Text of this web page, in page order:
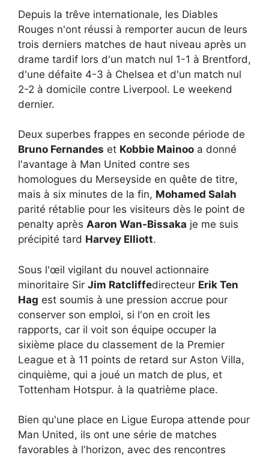
Depuis la trêve internationale, les Diables
Rouges n'ont réussi à remporter aucun de leurs
trois derniers matches de haut niveau après un
drame tardif lors d'un match nul 1-1 à Brentford,
d'une défaite 4-3 à Chelsea et d'un match nul
2-2 à domicile contre Liverpool. Le weekend
dernier.
Deux superbes frappes en seconde période de
Bruno Fernandes et Kobbie Mainoo a donné
l'avantage à Man United contre ses
homologues du Merseyside en quête de titre,
mais à six minutes de la fin, Mohamed Salah
parité rétablie pour les visiteurs dès le point de
penalty après Aaron Wan-Bissaka je me suis
précipité tard Harvey Elliott.
Sous l'œil vigilant du nouvel actionnaire
minoritaire Sir Jim Ratcliffedirecteur Erik Ten
Hag est soumis à une pression accrue pour
conserver son emploi, si l'on en croit les
rapports, car il voit son équipe occuper la
sixième place du classement de la Premier
League et à 11 points de retard sur Aston Villa,
cinquième, qui a joué un match de plus, et
Tottenham Hotspur. à la quatrième place.
Bien qu'une place en Ligue Europa attende pour
Man United, ils ont une série de matches
favorables à l'horizon, avec des rencontres